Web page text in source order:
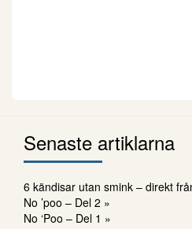
Senaste artiklarna
6 kändisar utan smink – direkt
No ’poo – Del 2 »
No ‘Poo – Del 1 »